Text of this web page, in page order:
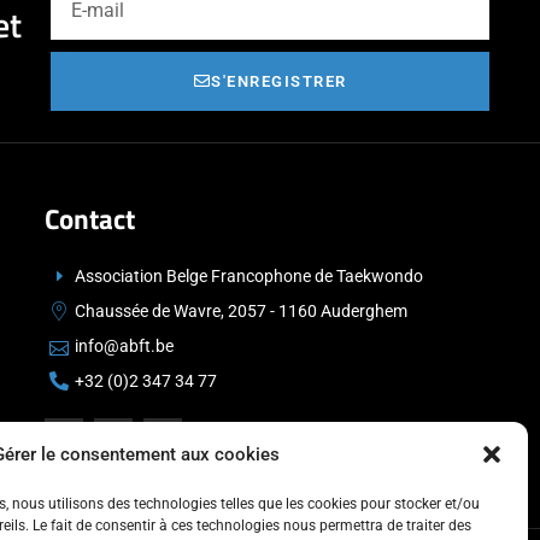
le consentement aux cookies
nous utilisons des technologies telles que les cookies pour stocker et/ou
Le fait de consentir à ces technologies nous permettra de traiter des
S'ENREGISTRER
Contact
Association Belge Francophone de Taekwondo
Chaussée de Wavre, 2057 - 1160 Auderghem
info@abft.be
+32 (0)2 347 34 77